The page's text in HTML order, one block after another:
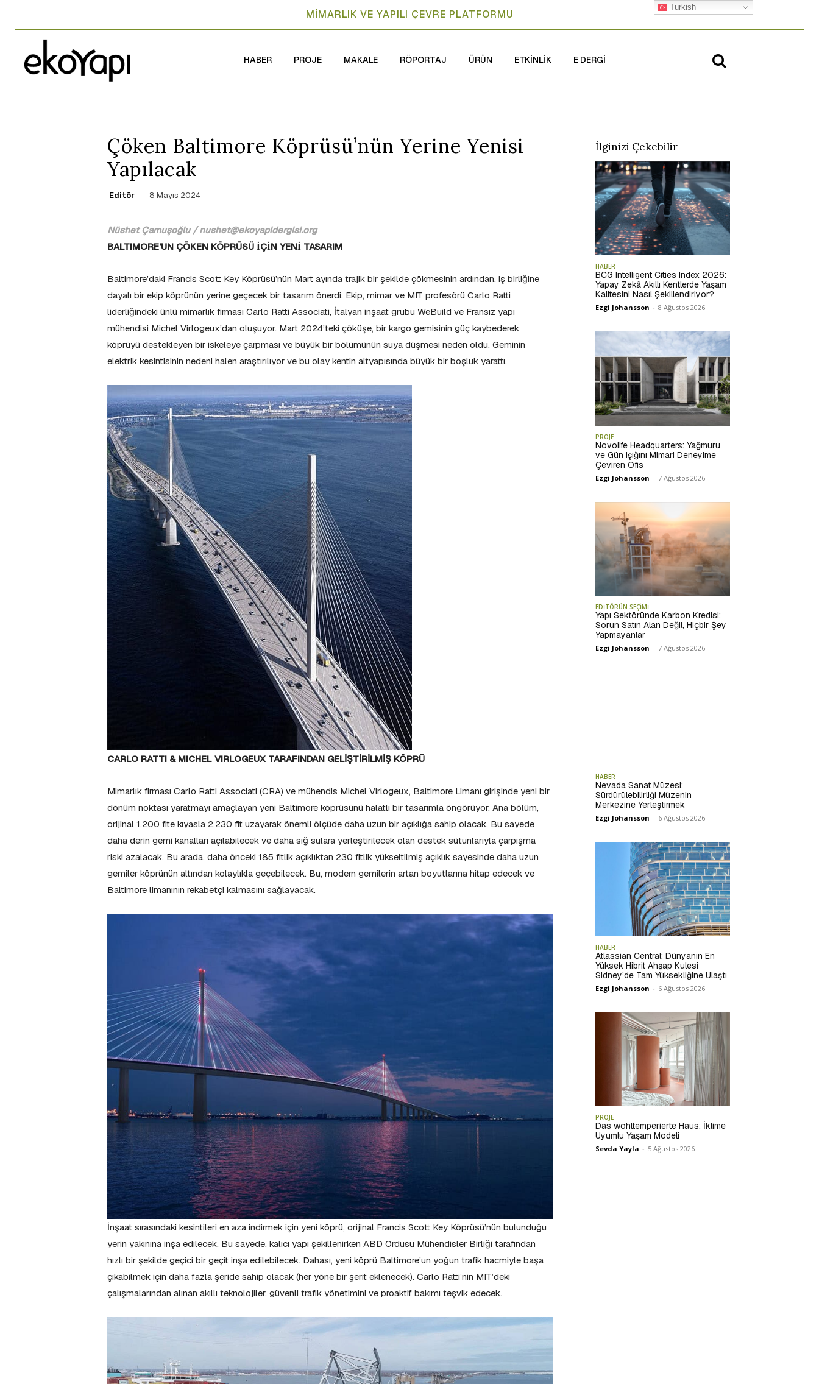
MİMARLIK VE YAPILI ÇEVRE PLATFORMU
HABER PROJE MAKALE RÖPORTAJ ÜRÜN ETKİNLİK E DERGİ
Çöken Baltimore Köprüsü’nün Yerine Yenisi
Yapılacak
Editör 8 Mayıs 2024
Nüshet Çamuşoğlu / nushet@ekoyapidergisi.org
BALTIMORE’UN ÇÖKEN KÖPRÜSÜ İÇİN YENİ TASARIM
Baltimore’daki Francis Scott Key Köprüsü’nün Mart ayında trajik bir şekilde çökmesinin ardından, iş birliğine
dayalı bir ekip köprünün yerine geçecek bir tasarım önerdi. Ekip, mimar ve MIT profesörü Carlo Ratti
liderliğindeki ünlü mimarlık firması Carlo Ratti Associati, İtalyan inşaat grubu WeBuild ve Fransız yapı
mühendisi Michel Virlogeux’dan oluşuyor. Mart 2024’teki çöküşe, bir kargo gemisinin güç kaybederek
köprüyü destekleyen bir iskeleye çarpması ve büyük bir bölümünün suya düşmesi neden oldu. Geminin
elektrik kesintisinin nedeni halen araştırılıyor ve bu olay kentin altyapısında büyük bir boşluk yarattı.
CARLO RATTI & MICHEL VIRLOGEUX TARAFINDAN GELİŞTİRİLMİŞ KÖPRÜ
Mimarlık firması Carlo Ratti Associati (CRA) ve mühendis Michel Virlogeux, Baltimore Limanı girişinde yeni bir
dönüm noktası yaratmayı amaçlayan yeni Baltimore köprüsünü halatlı bir tasarımla öngörüyor. Ana bölüm,
orijinal 1,200 fite kıyasla 2,230 fit uzayarak önemli ölçüde daha uzun bir açıklığa sahip olacak. Bu sayede
daha derin gemi kanalları açılabilecek ve daha sığ sulara yerleştirilecek olan destek sütunlarıyla çarpışma
riski azalacak. Bu arada, daha önceki 185 fitlik açıklıktan 230 fitlik yükseltilmiş açıklık sayesinde daha uzun
gemiler köprünün altından kolaylıkla geçebilecek. Bu, modern gemilerin artan boyutlarına hitap edecek ve
Baltimore limanının rekabetçi kalmasını sağlayacak.
İnşaat sırasındaki kesintileri en aza indirmek için yeni köprü, orijinal Francis Scott Key Köprüsü’nün bulunduğu
yerin yakınına inşa edilecek. Bu sayede, kalıcı yapı şekillenirken ABD Ordusu Mühendisler Birliği tarafından
hızlı bir şekilde geçici bir geçit inşa edilebilecek. Dahası, yeni köprü Baltimore’un yoğun trafik hacmiyle başa
çıkabilmek için daha fazla şeride sahip olacak (her yöne bir şerit eklenecek). Carlo Ratti’nin MIT’deki
çalışmalarından alınan akıllı teknolojiler, güvenli trafik yönetimini ve proaktif bakımı teşvik edecek.
İlginizi Çekebilir
HABER
BCG Intelligent Cities Index 2026:
Yapay Zekâ Akıllı Kentlerde Yaşam
Kalitesini Nasıl Şekillendiriyor?
Ezgi Johansson - 8 Ağustos 2026
PROJE
Novolife Headquarters: Yağmuru
ve Gün Işığını Mimari Deneyime
Çeviren Ofis
Ezgi Johansson - 7 Ağustos 2026
EDİTÖRÜN SEÇİMİ
Yapı Sektöründe Karbon Kredisi:
Sorun Satın Alan Değil, Hiçbir Şey
Yapmayanlar
Ezgi Johansson - 7 Ağustos 2026
HABER
Nevada Sanat Müzesi:
Sürdürülebilirliği Müzenin
Merkezine Yerleştirmek
Ezgi Johansson - 6 Ağustos 2026
HABER
Atlassian Central: Dünyanın En
Yüksek Hibrit Ahşap Kulesi
Sidney’de Tam Yüksekliğine Ulaştı
Ezgi Johansson - 6 Ağustos 2026
PROJE
Das wohltemperierte Haus: İklime
Uyumlu Yaşam Modeli
Sevda Yayla - 5 Ağustos 2026
Turkish